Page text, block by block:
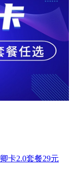
卡2.0套餐29元